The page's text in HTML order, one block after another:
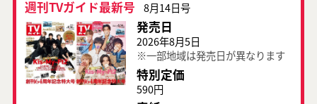
週刊TVガイド最新号 8月14日号
発売日
2026年8月5日
※一部地域は発売日が異なります
特別定価
590円